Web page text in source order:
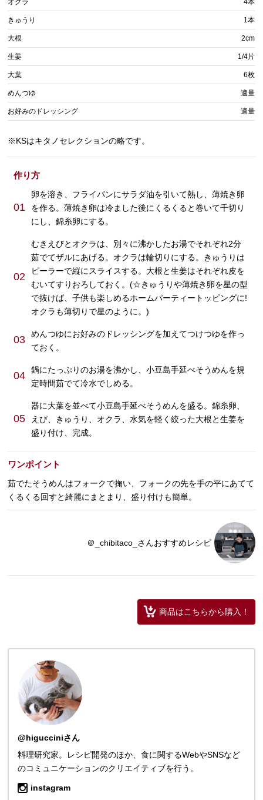
オクラ 4本
きゅうり 1本
大根 2cm
生姜 1/4片
大葉 6枚
めんつゆ 適量
お好みのドレッシング 適量
※KSはキタノセレクションの略です。
作り方
01
卵を溶き、フライパンにサラダ油を引いて熱し、薄焼き卵
を作る。薄焼き卵は冷ました後にくるくると巻いて千切り
にし、錦糸卵にする。
02
むきえびとオクラは、別々に沸かしたお湯でそれぞれ2分
茹でてザルにあげる。オクラは輪切りにする。きゅうりは
ピーラーで縦にスライスする。大根と生姜はそれぞれ皮を
むいてすりおろしておく。(☆きゅうりや薄焼き卵を星の型
で抜けば、子供も楽しめるホームパーティートッピングに!
オクラも薄切りで星のように。)
03
めんつゆにお好みのドレッシングを加えてつけつゆを作っ
ておく。
04
鍋にたっぷりのお湯を沸かし、小豆島手延べそうめんを規
定時間茹でて冷水でしめる。
05
器に大葉を並べて小豆島手延べそうめんを盛る。錦糸卵、
えび、きゅうり、オクラ、水気を軽く絞った大根と生姜を
盛り付け、完成。
ワンポイント
茹でたそうめんはフォークで掬い、フォークの先を手の平にあてて
くるくる回すと綺麗にまとまり、盛り付けも簡単。
＠_chibitaco_さんおすすめレシピ
商品はこちらから購入！
@higucciniさん
料理研究家。レシピ開発のほか、食に関するWebやSNSなど
のコミュニケーションのクリエイティブを行う。
instagram